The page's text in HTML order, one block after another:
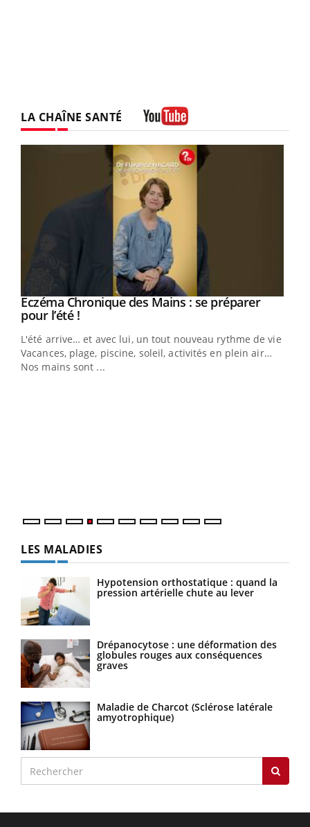
LA CHAÎNE SANTÉ
Youtube
Eczéma Chronique des Mains : se préparer
pour l’été !Youtube
L'été arrive… et avec lui, un tout nouveau rythme de vie !
Vacances, plage, piscine, soleil, activités en plein air…
Nos mains sont ...
LES MALADIES
Hypotension orthostatique : quand la
pression artérielle chute au lever
Drépanocytose : une déformation des
globules rouges aux conséquences
graves
Maladie de Charcot (Sclérose latérale
amyotrophique)